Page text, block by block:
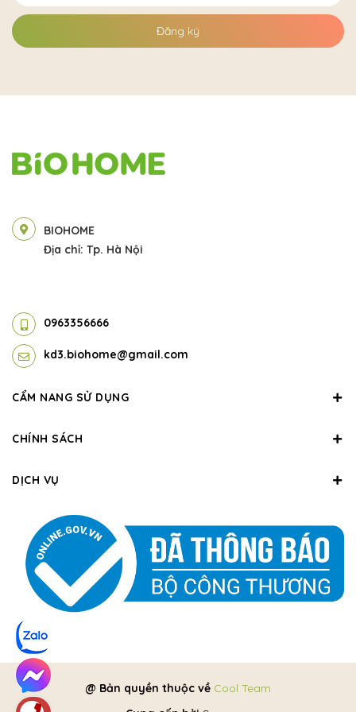
Đăng ký
BIOHOME
Địa chỉ: Tp. Hà Nội
0963356666
kd3.biohome@gmail.com
CẨM NANG SỬ DỤNG
CHÍNH SÁCH
DỊCH VỤ
@ Bản quyền thuộc về Cool Team